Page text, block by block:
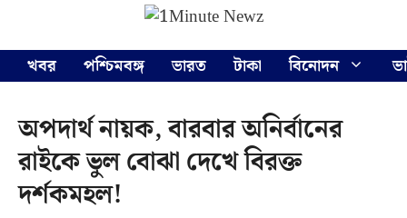
content
খবর
পশ্চিমবঙ্গ ভারত টাকা বিনোদন
অপদার্থ নায়ক, বারবার অনির্বানের
রাইকে ভুল বোঝা দেখে বিরক্ত
দর্শকমহল!